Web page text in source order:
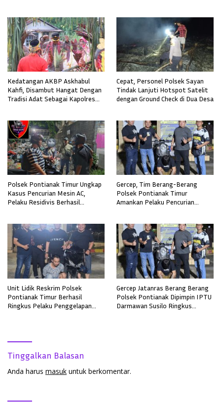
Kedatangan AKBP Askhabul
Kahfi, Disambut Hangat Dengan
Tradisi Adat Sebagai Kapolres
Cepat, Personel Polsek Sayan
Tindak Lanjuti Hotspot Satelit
dengan Ground Check di Dua Desa
Polsek Pontianak Timur Ungkap
Kasus Pencurian Mesin AC,
Pelaku Residivis Berhasil
Gercep, Tim Berang-Berang
Polsek Pontianak Timur
Amankan Pelaku Pencurian
Unit Lidik Reskrim Polsek
Pontianak Timur Berhasil
Ringkus Pelaku Penggelapan
Gercep Jatanras Berang Berang
Polsek Pontianak Dipimpin IPTU
Darmawan Susilo Ringkus
Tinggalkan Balasan
Anda harus masuk untuk berkomentar.